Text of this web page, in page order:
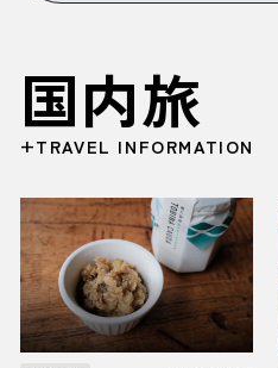
国内旅
+TRAVEL INFORMATION